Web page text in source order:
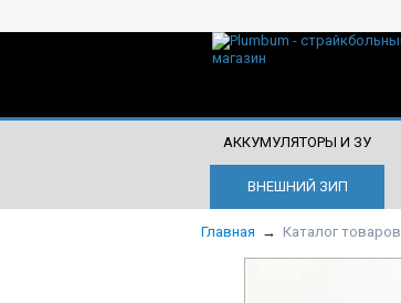
АККУМУЛЯТОРЫ И ЗУ
ВНЕШНИЙ ЗИП
Главная → Каталог товаров
ЧТО БУДЕМ ИСКАТЬ?